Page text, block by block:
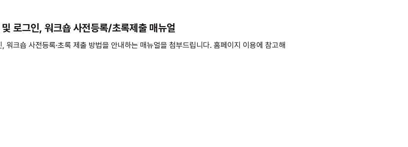
로그인, 워크숍 사전등록/초록제출 매뉴얼
워크숍 사전등록·초록 제출 방법을 안내하는 매뉴얼을 첨부드립니다. 홈페이지 이용에 참고해